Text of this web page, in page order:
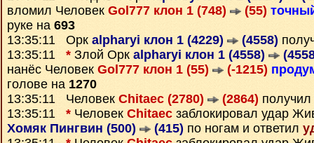
вломил Человек Gol777 клон 1 (748) (55)
руке на 693
13:35:11 Орк alpharyi клон 1 (4229) (4558)
13:35:11 * Злой Орк alpharyi клон 1 (4558)
нанёс Человек Gol777 клон 1 (55) (-1215)
голове на 1270
13:35:11 Человек Chitaec (2780) (2864)
13:35:11 * Человек Chitaec заблокировал удар
Хомяк Пингвин (500)
(415) по ногам и ответил